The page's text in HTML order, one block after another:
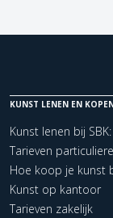
KUNST LENEN EN
Kunst lenen bij
Tarieven
Hoe koop je kunst
Kunst op kantoor
Tarieven zakelijk